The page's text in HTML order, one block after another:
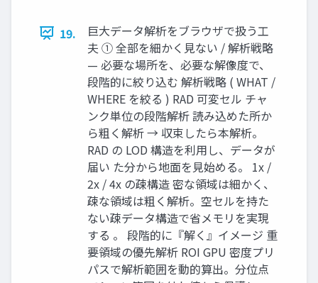
19.
巨大データ解析をブラウザで扱う工
夫 ① 全部を細かく見ない / 解析戦略
— 必要な場所を、必要な解像度で、
段階的に絞り込む 解析戦略 ( WHAT /
WHERE を絞る ) RAD 可変セル チャ
ンク単位の段階解析 読み込めた所か
ら粗く解析 → 収束したら本解析。
RAD の LOD 構造を利用し、データが
届い た分から地面を見始める。 1x /
2x / 4x の疎構造 密な領域は細かく、
疎な領域は粗く解析。空セルを持た
ない疎データ構造で省メモリを実現
する 。 段階的に『解く』イメージ 重
要領域の優先解析 ROI GPU 密度プリ
パスで解析範囲を動的算出。分位点